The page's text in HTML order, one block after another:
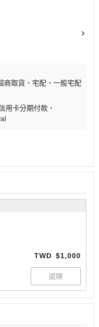
商取貨 宅配
一般宅配
用卡分期付款
TWD $1,000